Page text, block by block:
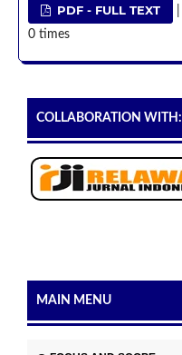
PDF - FULL TEXT
0 times
COLLABORATION WITH:
MAIN MENU